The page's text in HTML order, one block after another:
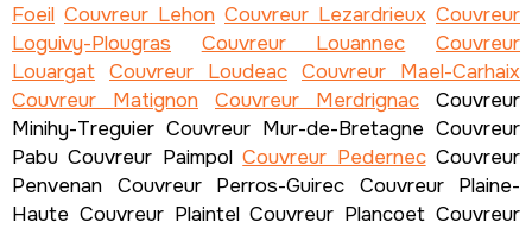
Foeil Couvreur Lehon Couvreur Lezardrieux Couvreur
Loguivy-Plougras
Couvreur Louannec
Couvreur
Louargat Couvreur Loudeac Couvreur Mael-Carhaix
Couvreur Matignon
Couvreur Merdrignac Couvreur
Minihy-Treguier Couvreur Mur-de-Bretagne Couvreur
Pabu Couvreur PaimpolCouvreur PedernecCouvreur
Penvenan Couvreur Perros-Guirec Couvreur Plaine-
Haute Couvreur Plaintel Couvreur Plancoet Couvreur